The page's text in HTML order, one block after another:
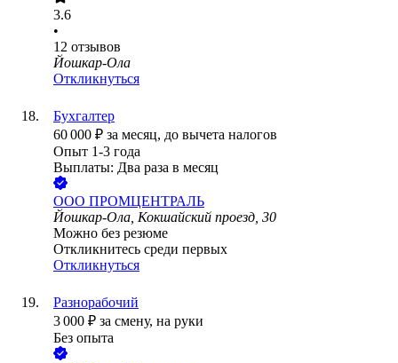
3.6
•
12 отзывов
Йошкар-Ола
Откликнуться
Бухгалтер
60 000 ₽ за месяц, до вычета налогов
Опыт 1-3 года
Выплаты: Два раза в месяц
ООО ПРОМЦЕНТРАЛЬ
Йошкар-Ола, Кокшайский проезд, 30
Можно без резюме
Откликнитесь среди первых
Откликнуться
Разнорабочий
3 000 ₽ за смену, на руки
Без опыта